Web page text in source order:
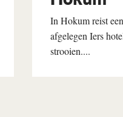
In Hokum reist
afgelegen Iers
strooien....